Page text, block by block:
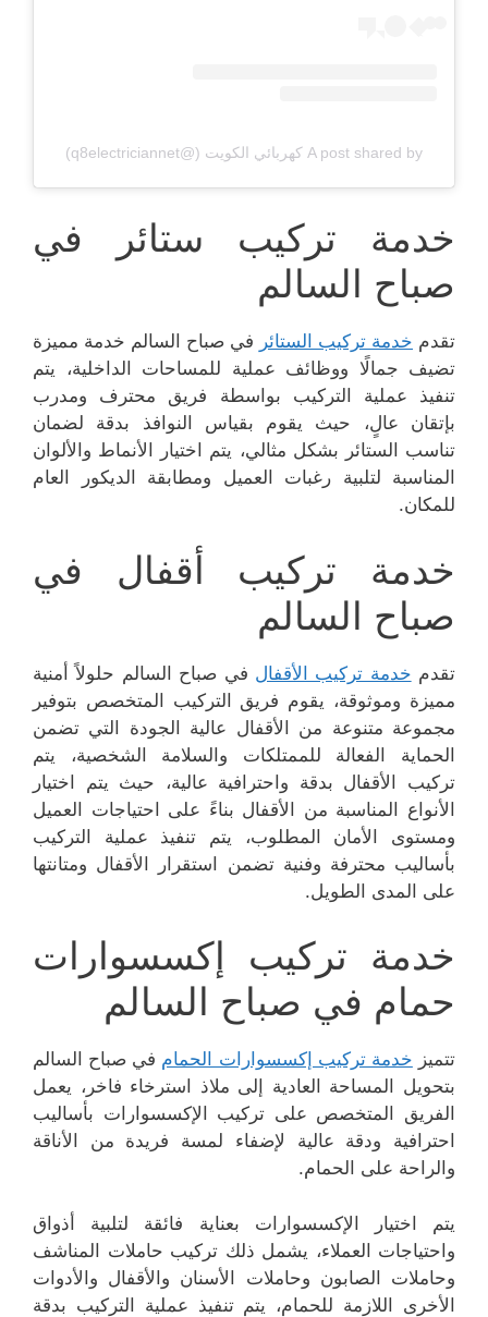
A post shared by كهربائي الكويت (@q8electriciannet)
خدمة تركيب ستائر في
صباح السالم
تقدم خدمة تركيب الستائر في صباح السالم خدمة مميزة
تضيف جمالًا ووظائف عملية للمساحات الداخلية، يتم
تنفيذ عملية التركيب بواسطة فريق محترف ومدرب
بإتقان عالٍ، حيث يقوم بقياس النوافذ بدقة لضمان
تناسب الستائر بشكل مثالي، يتم اختيار الأنماط والألوان
المناسبة لتلبية رغبات العميل ومطابقة الديكور العام
للمكان.
خدمة تركيب أقفال في
صباح السالم
تقدم خدمة تركيب الأقفال في صباح السالم حلولاً أمنية
مميزة وموثوقة، يقوم فريق التركيب المتخصص بتوفير
مجموعة متنوعة من الأقفال عالية الجودة التي تضمن
الحماية الفعالة للممتلكات والسلامة الشخصية، يتم
تركيب الأقفال بدقة واحترافية عالية، حيث يتم اختيار
الأنواع المناسبة من الأقفال بناءً على احتياجات العميل
ومستوى الأمان المطلوب، يتم تنفيذ عملية التركيب
بأساليب محترفة وفنية تضمن استقرار الأقفال ومتانتها
على المدى الطويل.
خدمة تركيب إكسسوارات
حمام في صباح السالم
تتميز خدمة تركيب إكسسوارات الحمام في صباح السالم
بتحويل المساحة العادية إلى ملاذ استرخاء فاخر، يعمل
الفريق المتخصص على تركيب الإكسسوارات بأساليب
احترافية ودقة عالية لإضفاء لمسة فريدة من الأناقة
والراحة على الحمام.
يتم اختيار الإكسسوارات بعناية فائقة لتلبية أذواق
واحتياجات العملاء، يشمل ذلك تركيب حاملات المناشف
وحاملات الصابون وحاملات الأسنان والأقفال والأدوات
الأخرى اللازمة للحمام، يتم تنفيذ عملية التركيب بدقة